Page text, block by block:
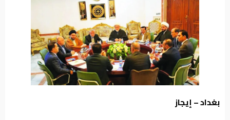
بغداد – إيجاز